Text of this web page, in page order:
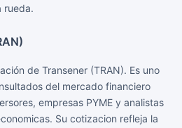
rueda.
de Transener (TRAN). Es uno
del mercado financiero
empresas PYME y analistas
Su cotizacion refleja la